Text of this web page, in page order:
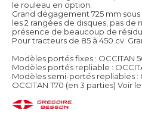
le rouleau en option.
Grand dégagement 725 mm
les 2 rangées de disques, pas
présence de beaucoup de
Pour tracteurs de 85 à 450 cv.
Modèles portés fixes : OCCITAN
Modèles portés repliable :
Modèles semi-portés repliables :
OCCITAN T70 (en 3 parties) Voir